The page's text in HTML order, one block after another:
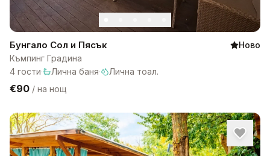
Бунгало Сол и Пясък
Ново
Къмпинг Градина
4 гости· Лична баня· Лична тоал.
€90 / на нощ